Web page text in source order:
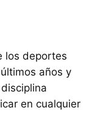
los deportes
años y
en cualquier